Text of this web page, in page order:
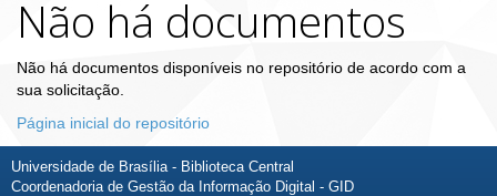
Não há documentos
Não há documentos disponíveis no repositório de acordo com a
sua solicitação.
Página inicial do repositório
Universidade de Brasília - Biblioteca Central
Coordenadoria de Gestão da Informação Digital - GID